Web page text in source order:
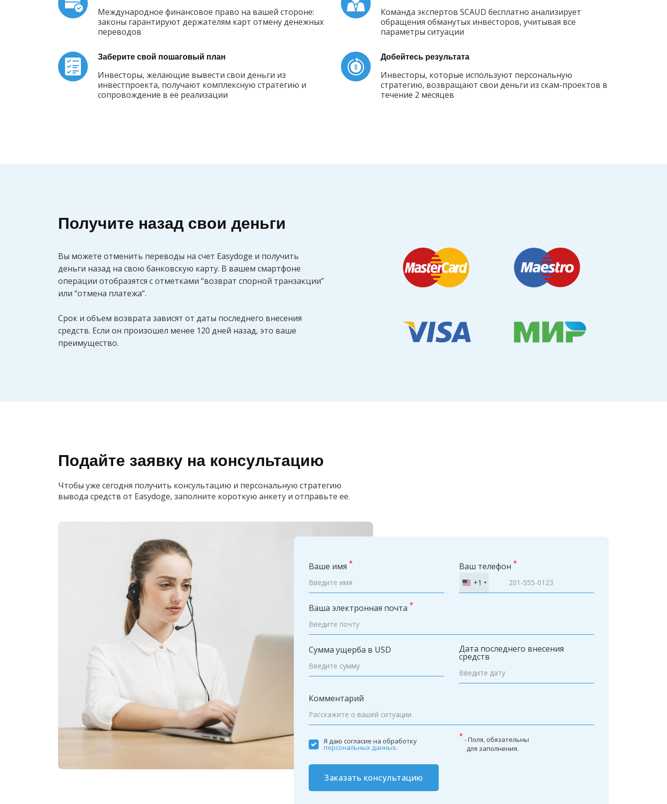
Международное финансовое право на вашей стороне:
законы гарантируют держателям карт отмену денежных
переводов
Команда экспертов SCAUD бесплатно анализирует
обращения обманутых инвесторов, учитывая все
параметры ситуации
Заберите свой пошаговый план
Инвесторы, желающие вывести свои деньги из
инвестпроекта, получают комплексную стратегию и
сопровождение в её реализации
Добейтесь результата
Инвесторы, которые используют персональную
стратегию, возвращают свои деньги из скам-проектов в
течение 2 месяцев
Получите назад свои деньги
Вы можете отменить переводы на счет Easydoge и получить
деньги назад на свою банковскую карту. В вашем смартфоне
операции отобразятся с отметками “возврат спорной транзакции”
или “отмена платежа”.
Срок и объем возврата зависят от даты последнего внесения
средств. Если он произошел менее 120 дней назад, это ваше
преимущество.
Подайте заявку на консультацию
Чтобы уже сегодня получить консультацию и персональную стратегию
вывода средств от Easydoge, заполните короткую анкету и отправьте ее.
Ваше имя * Ваш телефон *
United
States
+1
Ваша электронная почта *
Сумма ущерба в USD Дата последнего внесения
средств
Комментарий
Я даю согласие на обработку
персональных данных.
* - Поля, обязательны
для заполнения.
Заказать консультацию